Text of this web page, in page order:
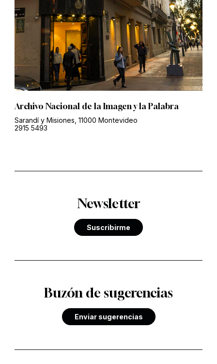
Archivo Nacional de la Imagen y la Palabra
Sarandí y Misiones, 11000 Montevideo
2915 5493
Newsletter
Suscribirme
Buzón de sugerencias
Enviar sugerencias